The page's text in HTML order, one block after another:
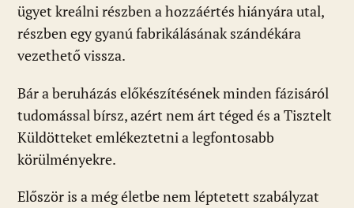
ügyet kreálni részben a hozzáértés hiányára utal,
részben egy gyanú fabrikálásának szándékára
vezethető vissza.
Bár a beruházás előkészítésének minden fázisáról
tudomással bírsz, azért nem árt téged és a Tisztelt
Küldötteket emlékeztetni a legfontosabb
körülményekre.
Először is a még életbe nem léptetett szabályzat